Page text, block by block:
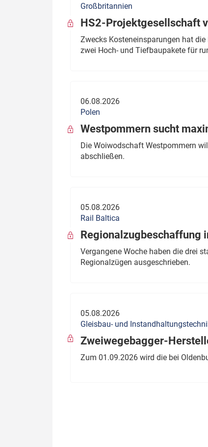
Großbritannien
HS2-Projektgesellschaft
Zwecks Kosteneinsparungen hat
zwei Hoch- und Tiefbaupakete für
06.08.2026
Polen
Westpommern sucht
Die Woiwodschaft Westpommern
abschließen.
05.08.2026
Rail Baltica
Regionalzugbeschaffung
Vergangene Woche haben die drei
Regionalzügen ausgeschrieben.
05.08.2026
Gleisbau- und
Zweiwegebagger-
Zum 01.09.2026 wird die bei